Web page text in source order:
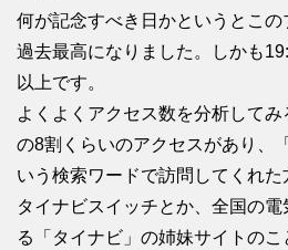
何が記念すべき日かというとこ
過去最高になりました。しかも
以上です。
よくよくアクセス数を分析して
の8割くらいのアクセスがあり、
いう検索ワードで訪問してくれた
タイナビスイッチとか、全国の
る「タイナビ」の姉妹サイトのこ